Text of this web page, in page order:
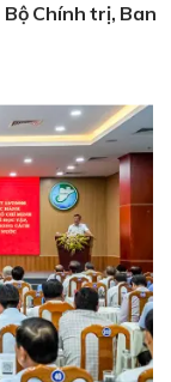
Chính trị, Ban